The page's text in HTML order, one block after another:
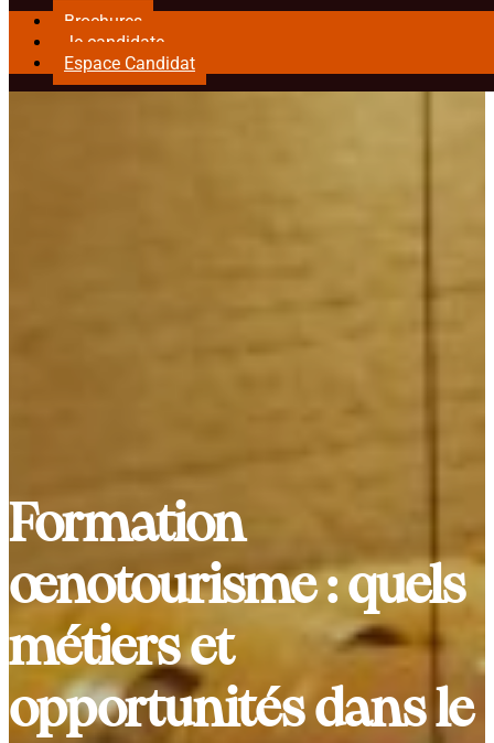
Brochures
Je candidate
Espace Candidat
Formation
œnotourisme : quels
métiers et
opportunités dans le